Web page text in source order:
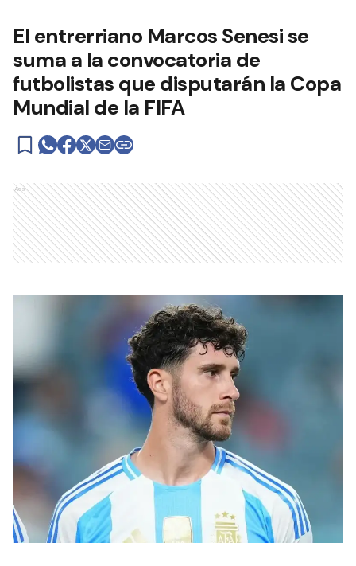
El entrerriano Marcos Senesi se
suma a la convocatoria de
futbolistas que disputarán la Copa
Mundial de la FIFA
Ads